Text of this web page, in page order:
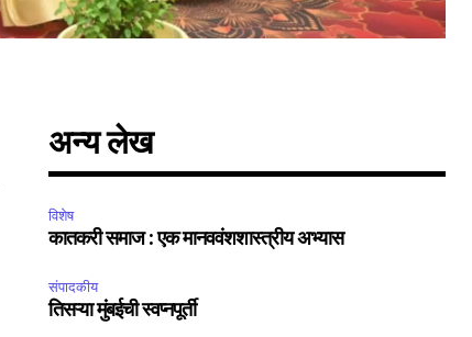
अन्य लेख
विशेष
कातकरी समाज : एक मानववंशशास्त्रीय अभ्यास
संपादकीय
तिसऱ्या मुंबईची स्वप्नपूर्ती